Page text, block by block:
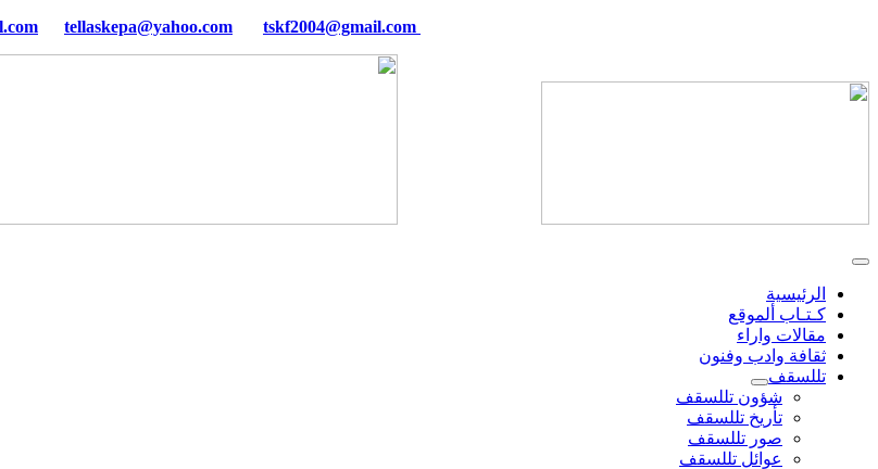
tellaskepa@yahoo.com tskf2004@gmail.com
الرئيسية
كـتـاب ألموقع
مقالات واراء
ثقافة وادب وفنون
تللسقف
شؤون تللسقف
تأريخ تللسقف
صور تللسقف
عوائل تللسقف